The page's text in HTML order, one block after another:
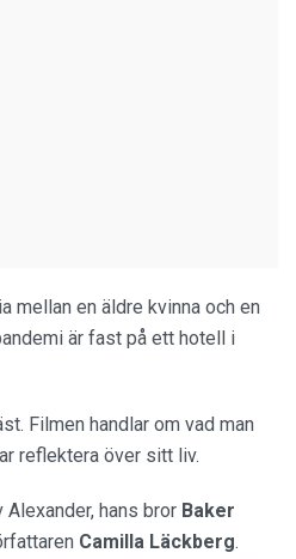
mellan en äldre kvinna och en
är fast på ett hotell i
Filmen handlar om vad man
reflektera över sitt liv.
hans bror Baker
Camilla Läckberg.